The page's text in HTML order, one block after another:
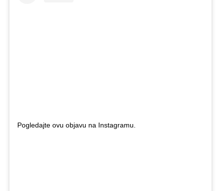
Pogledajte ovu objavu na Instagramu.